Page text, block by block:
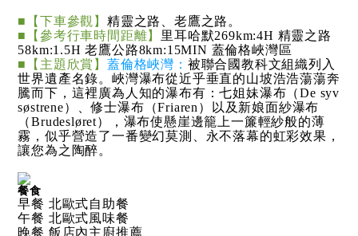
■【下車參觀】精靈之路、老鷹之路。
■【參考行車時間距離】 里耳哈默269km:4H 精靈之路
58km:1.5H 老鷹公路8km:15MIN 蓋倫格峽灣區
■【主題欣賞】蓋倫格峽灣： 被聯合國教科文組織列入
世界遺產名錄。峽灣瀑布從近乎垂直的山坡浩浩蕩蕩奔
騰而下，這裡廣為人知的瀑布有：七姐妹瀑布（De syv
søstrene）、修士瀑布（Friaren）以及新娘面紗瀑布
（Brudesløret），瀑布使懸崖邊籠上一簾輕紗般的薄
霧，似乎營造了一番變幻莫測、永不落幕的虹彩效果，
讓您為之陶醉。
餐食
早餐 北歐式自助餐
午餐 北歐式風味餐
晚餐 飯店內主廚推薦